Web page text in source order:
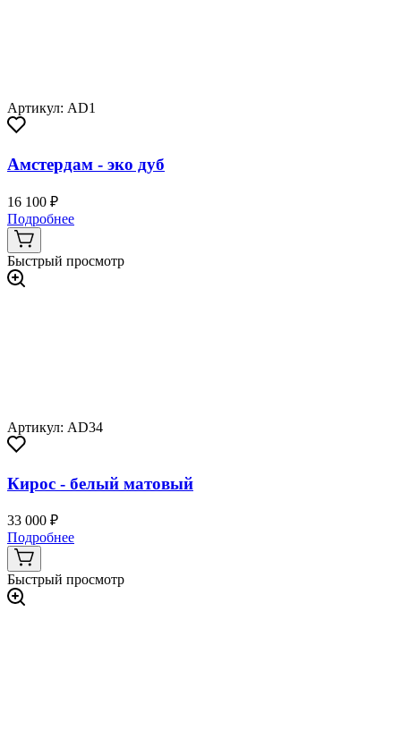
Артикул: AD1
Амстердам - эко дуб
16 100 ₽
Подробнее
Быстрый просмотр
Артикул: AD34
Кирос - белый матовый
33 000 ₽
Подробнее
Быстрый просмотр